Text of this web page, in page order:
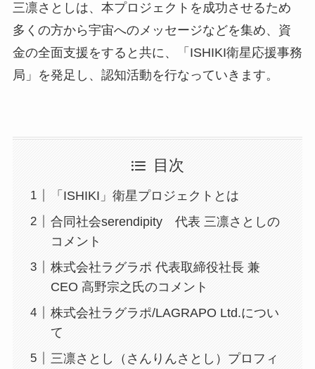
三凛さとしは、本プロジェクトを成功させるため
多くの方から宇宙へのメッセージなどを集め、資
金の全面支援をすると共に、「ISHIKI衛星応援事務
局」を発足し、認知活動を行なっていきます。
目次
「ISHIKI」衛星プロジェクトとは
合同社会serendipity 代表 三凛さとしの
コメント
株式会社ラグラポ 代表取締役社長 兼
CEO 高野宗之氏のコメント
株式会社ラグラポ/LAGRAPO Ltd.につい
て
三凛さとし（さんりんさとし）プロフィ